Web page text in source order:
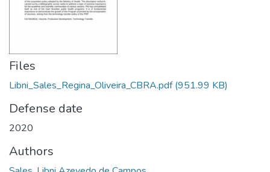
Files
Libni_Sales_Regina_Oliveira_CBRA.pdf(951.99 KB)
Defense date
2020
Authors